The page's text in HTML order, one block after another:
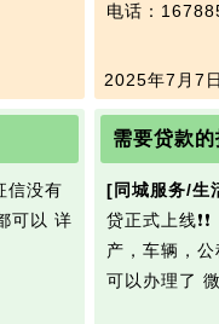
电话：
2025年7月7日
信没有
可以 详
需要贷款的
[同城服务/生
贷正式上线
产，车辆，公
可以办理了